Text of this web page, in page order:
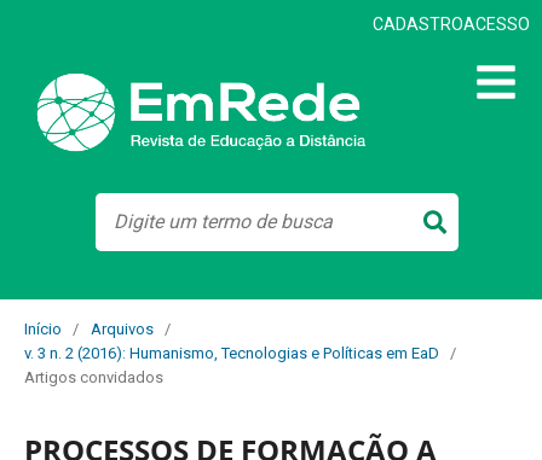
CADASTROACESSO
Início / Arquivos
/
v. 3 n. 2 (2016): Humanismo, Tecnologias e Políticas em EaD
/
Artigos convidados
PROCESSOS DE FORMAÇÃO A